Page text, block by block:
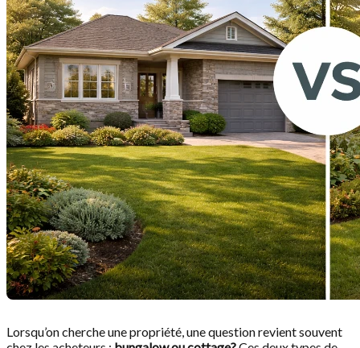
Lorsqu’on cherche une propriété, une question revient souvent